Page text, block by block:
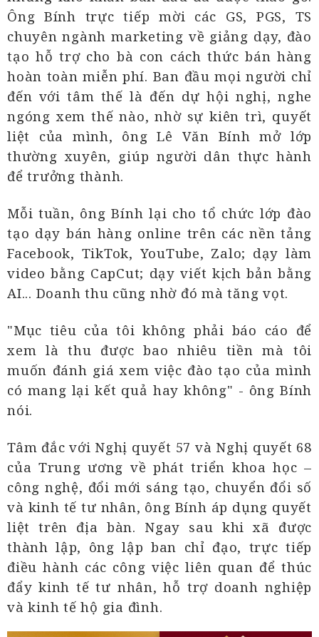
Ông Bính trực tiếp mời các GS, PGS, TS
chuyên ngành marketing về giảng dạy, đào
tạo hỗ trợ cho bà con cách thức bán hàng
hoàn toàn miễn phí. Ban đầu mọi người chỉ
đến với tâm thế là đến dự hội nghị, nghe
ngóng xem thế nào, nhờ sự kiên trì, quyết
liệt của mình, ông Lê Văn Bính mở lớp
thường xuyên, giúp người dân thực hành
để trưởng thành.
Mỗi tuần, ông Bính lại cho tổ chức lớp đào
tạo dạy bán hàng online trên các nền tảng
Facebook, TikTok, YouTube, Zalo; dạy làm
video bằng CapCut; dạy viết kịch bản bằng
AI... Doanh thu cũng nhờ đó mà tăng vọt.
"Mục tiêu của tôi không phải báo cáo để
xem là thu được bao nhiêu tiền mà tôi
muốn đánh giá xem việc đào tạo của mình
có mang lại kết quả hay không" - ông Bính
nói.
Tâm đắc với Nghị quyết 57 và Nghị quyết 68
của Trung ương về phát triển khoa học –
công nghệ, đổi mới sáng tạo, chuyển đổi số
và kinh tế tư nhân, ông Bính áp dụng quyết
liệt trên địa bàn. Ngay sau khi xã được
thành lập, ông lập ban chỉ đạo, trực tiếp
điều hành các công việc liên quan để thúc
đẩy kinh tế tư nhân, hỗ trợ doanh nghiệp
và kinh tế hộ gia đình.